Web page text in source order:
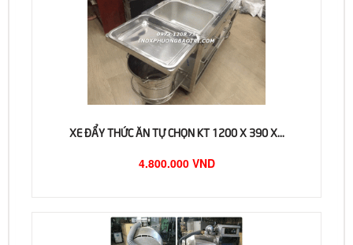
XE ĐẨY THỨC ĂN TỰ CHỌN KT 1200 X 390 X...
4.800.000 VND